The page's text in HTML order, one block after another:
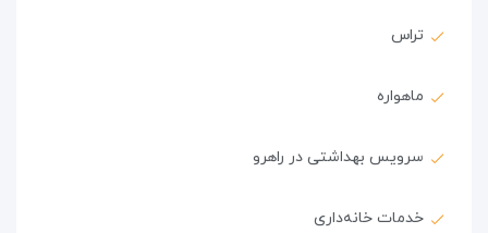
تراس
ماهواره
سرویس بهداشتی در راهرو
خدمات خانه‌داری